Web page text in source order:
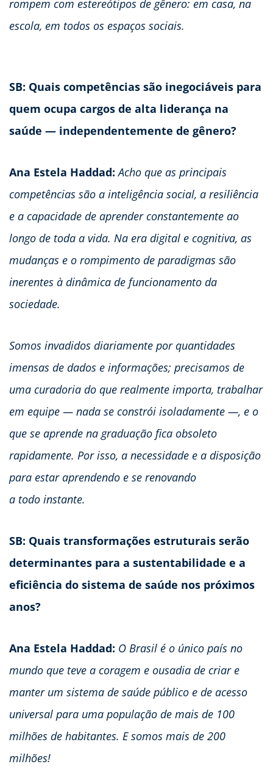
rompem com estereótipos de gênero: em casa, na
escola, em todos os espaços sociais.
SB: Quais competências são inegociáveis para
quem ocupa cargos de alta liderança na
saúde — independentemente de gênero?
Ana Estela Haddad:Acho que as principais
competências são a inteligência social, a resiliência
e a capacidade de aprender constantemente ao
longo de toda a vida. Na era digital e cognitiva, as
mudanças e o rompimento de paradigmas são
inerentes à dinâmica de funcionamento da
sociedade.
Somos invadidos diariamente por quantidades
imensas de dados e informações; precisamos de
uma curadoria do que realmente importa, trabalhar
em equipe — nada se constrói isoladamente —, e o
que se aprende na graduação fica obsoleto
rapidamente. Por isso, a necessidade e a disposição
para estar aprendendo e se renovando
a todo instante.
SB: Quais transformações estruturais serão
determinantes para a sustentabilidade e a
eficiência do sistema de saúde nos próximos
anos?
Ana Estela Haddad: O Brasil é o único país no
mundo que teve a coragem e ousadia de criar e
manter um sistema de saúde público e de acesso
universal para uma população de mais de 100
milhões de habitantes. E somos mais de 200
milhões!